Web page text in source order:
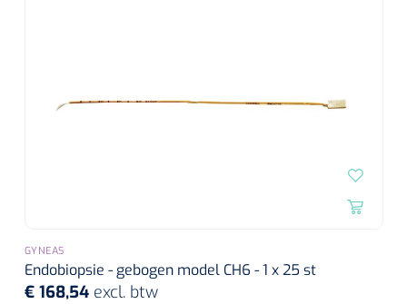
GYNEAS
Endobiopsie - gebogen model CH6 - 1 x 25 st
€ 168,54 excl. btw